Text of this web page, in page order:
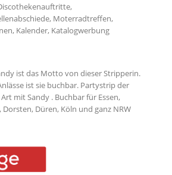
Moterradtreffen,
Kalender, Katalogwerbung
ist das Motto von dieser Stripperin.
ist sie buchbar. Partystrip der
mit Sandy . Buchbar für Essen,
Dorsten, Düren, Köln und ganz NRW